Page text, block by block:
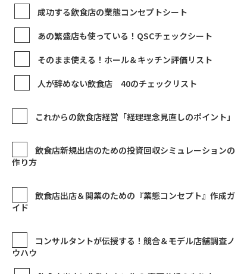
成功する飲食店の業態コンセプトシート
あの繁盛店も使っている！QSCチェックシート
そのまま使える！ホール＆キッチン評価リスト
人が辞めない飲食店 40のチェックリスト
これからの飲食店経営「経理理念見直しのポイント」
飲食店新規出店のための投資回収シミュレーションの
作り方
飲食店出店＆開業のための『業態コンセプト』作成ガ
イド
コンサルタントが伝授する！競合＆モデル店舗調査ノ
ウハウ